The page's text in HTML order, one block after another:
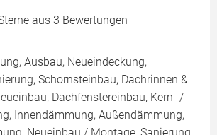
aus 3 Bewertungen
Ausbau, Neueindeckung,
Schornsteinbau, Dachrinnen &
Dachfenstereinbau, Kern- /
Innendämmung, Außendämmung,